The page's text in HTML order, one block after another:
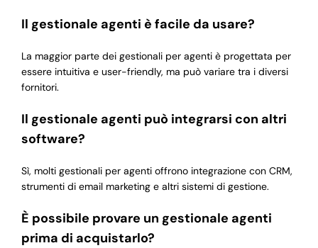
Il gestionale agenti è facile da usare?
La maggior parte dei gestionali per agenti è progettata per
essere intuitiva e user-friendly, ma può variare tra i diversi
fornitori.
Il gestionale agenti può integrarsi con altri
software?
Sì, molti gestionali per agenti offrono integrazione con CRM,
strumenti di email marketing e altri sistemi di gestione.
È possibile provare un gestionale agenti
prima di acquistarlo?